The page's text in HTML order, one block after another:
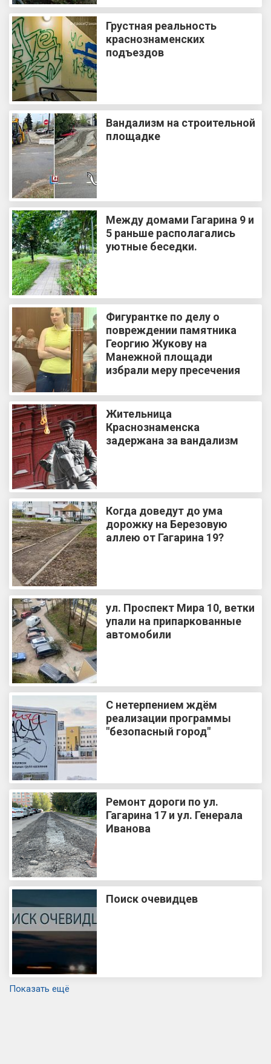
Грустная реальность
краснознаменских
подъездов
Вандализм на строительной
площадке
Между домами Гагарина 9 и
5 раньше располагались
уютные беседки.
Фигурантке по делу о
повреждении памятника
Георгию Жукову на
Манежной площади
избрали меру пресечения
Жительница
Краснознаменска
задержана за вандализм
Когда доведут до ума
дорожку на Березовую
аллею от Гагарина 19?
ул. Проспект Мира 10, ветки
упали на припаркованные
автомобили
С нетерпением ждём
реализации программы
"безопасный город"
Ремонт дороги по ул.
Гагарина 17 и ул. Генерала
Иванова
Поиск очевидцев
Показать ещё